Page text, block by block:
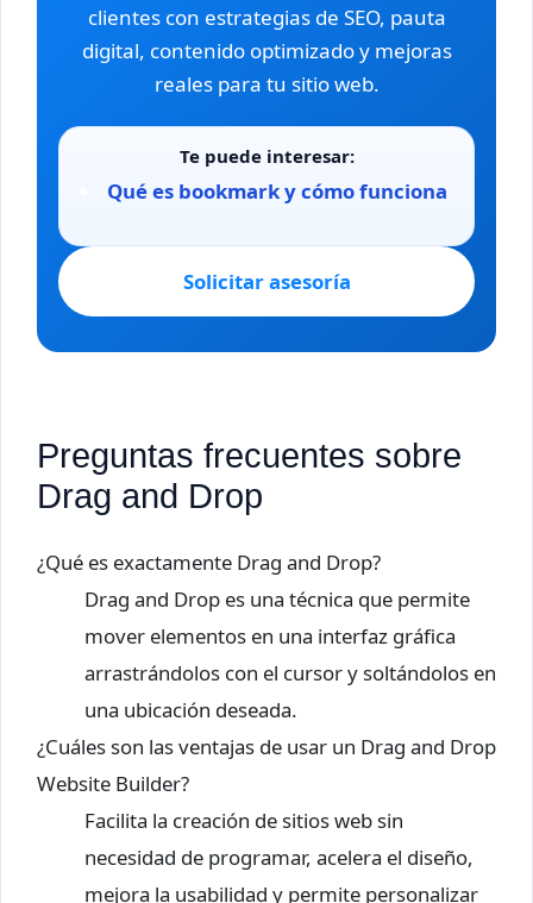
clientes con estrategias de SEO, pauta
digital, contenido optimizado y mejoras
reales para tu sitio web.
Te puede interesar:
Qué es bookmark y cómo funciona
Solicitar asesoría
Preguntas frecuentes sobre
Drag and Drop
¿Qué es exactamente Drag and Drop?
Drag and Drop es una técnica que permite
mover elementos en una interfaz gráfica
arrastrándolos con el cursor y soltándolos en
una ubicación deseada.
¿Cuáles son las ventajas de usar un Drag and Drop
Website Builder?
Facilita la creación de sitios web sin
necesidad de programar, acelera el diseño,
mejora la usabilidad y permite personalizar